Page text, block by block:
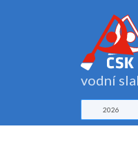
vodní
2026